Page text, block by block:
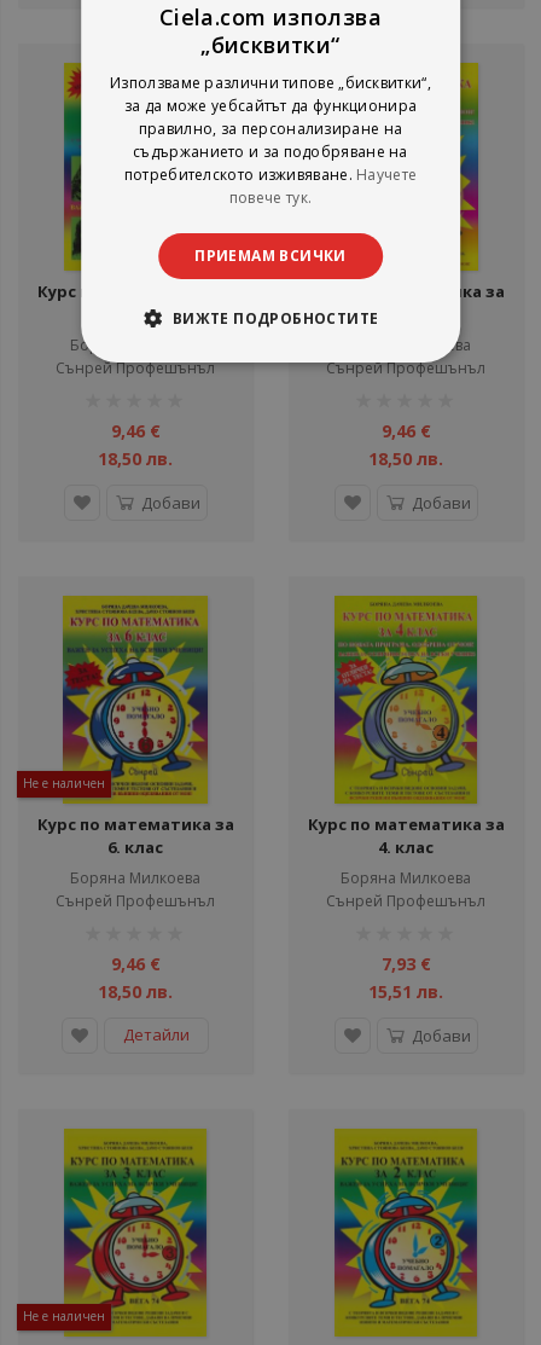
Курс по математика за
9. клас
Борянa Милкоева
Сънрей Профешънъл
9,46 €
18,50 лв.
Добави
Курс по математика за
Борянa Милкоева
Сънрей Профешънъл
9,46 €
18,50 лв.
Добави
Не е наличен
Курс по математика за
6. клас
Борянa Милкоева
Сънрей Профешънъл
9,46 €
18,50 лв.
Детайли
Курс по математика за
4. клас
Борянa Милкоева
Сънрей Профешънъл
7,93 €
15,51 лв.
Добави
Не е наличен
Ciela.com използва
„бисквитки“
Използваме различни типове „бисквитки“,
за да може уебсайтът да функционира
правилно, за персонализиране на
съдържанието и за подобряване на
потребителското изживяване. Научете
повече тук.
ПРИЕМАМ ВСИЧКИ
ВИЖТЕ ПОДРОБНОСТИТЕ